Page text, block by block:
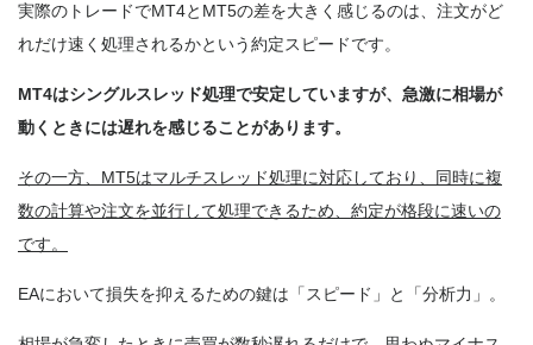
実際のトレードでMT4とMT5の差を大きく感じるのは、注文がど
れだけ速く処理されるかという約定スピードです。
MT4はシングルスレッド処理で安定していますが、急激に相場が
動くときには遅れを感じることがあります。
その一方、MT5はマルチスレッド処理に対応しており、同時に複
数の計算や注文を並行して処理できるため、約定が格段に速いの
です。
EAにおいて損失を抑えるための鍵は「スピード」と「分析力」。